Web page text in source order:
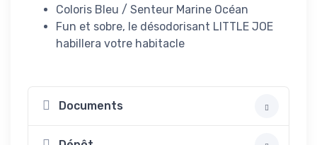
Coloris Bleu / Senteur Marine Océan
Fun et sobre, le désodorisant LITTLE JOE
habillera votre habitacle
Documents